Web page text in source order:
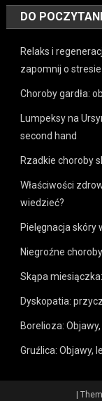
DO
Relaks i
zapomnij o stresie
Choroby gardła:
Lumpeksy na
second hand
Rzadkie choroby
Właściwości
wiedzieć?
Pielęgnacja skóry
Niegroźne
Skąpa
Dyskopatia:
Borelioza:
Gruźlica: Objawy,
|